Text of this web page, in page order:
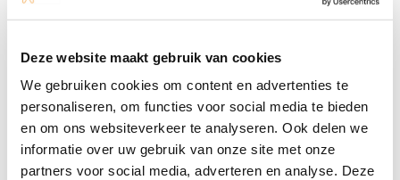
Deze website maakt gebruik van cookies
We gebruiken cookies om content en advertenties te
personaliseren, om functies voor social media te bieden
en om ons websiteverkeer te analyseren. Ook delen we
informatie over uw gebruik van onze site met onze
partners voor social media, adverteren en analyse. Deze
Samen leren in participatiehub Zuid-
Holland Noord